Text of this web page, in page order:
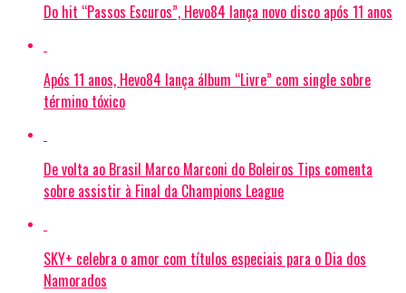
Do hit “Passos Escuros”, Hevo84 lança novo disco após 11 anos
Após 11 anos, Hevo84 lança álbum “Livre” com single sobre
término tóxico
De volta ao Brasil Marco Marconi do Boleiros Tips comenta
sobre assistir à Final da Champions League
SKY+ celebra o amor com títulos especiais para o Dia dos
Namorados